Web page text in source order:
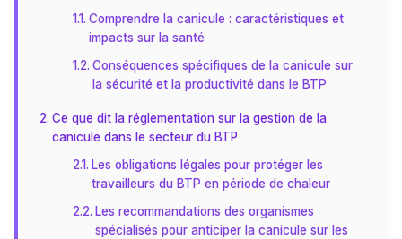
Comprendre la canicule : caractéristiques et
impacts sur la santé
Conséquences spécifiques de la canicule sur
la sécurité et la productivité dans le BTP
Ce que dit la réglementation sur la gestion de la
canicule dans le secteur du BTP
Les obligations légales pour protéger les
travailleurs du BTP en période de chaleur
Les recommandations des organismes
spécialisés pour anticiper la canicule sur les